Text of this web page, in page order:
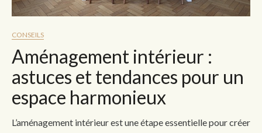
CONSEILS
Aménagement intérieur :
astuces et tendances pour un
espace harmonieux
L’aménagement intérieur est une étape essentielle pour créer